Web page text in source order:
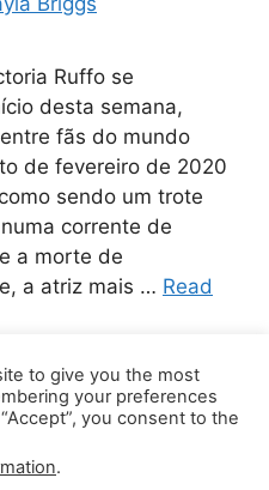
Ruffo se
desta semana,
fãs do mundo
de fevereiro de 2020
sendo um trote
corrente de
a morte de
a atriz mais … Read
to give you the most
your preferences
you consent to the
.